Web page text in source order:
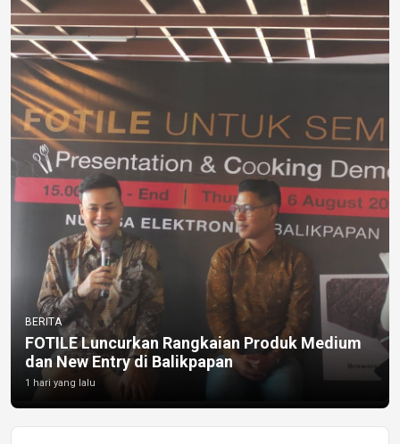
BERITA
FOTILE Luncurkan Rangkaian Produk Medium
dan New Entry di Balikpapan
1 hari yang lalu